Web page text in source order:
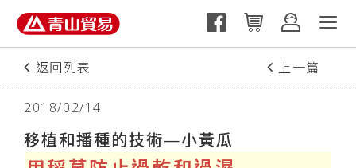
返回列表 下一篇
2018/02/14
移植和播種的技術—小黃瓜